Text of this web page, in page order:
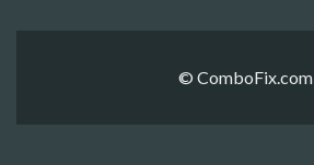
© ComboFix.com